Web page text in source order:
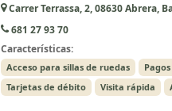
Carrer Terrassa, 2, 08630 Abrera,
681 27 93 70
Características:
Acceso para sillas de ruedas
Tarjetas de débito
Visita rápida